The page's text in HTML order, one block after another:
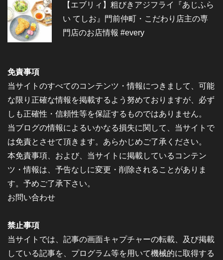
【エブリィ】粗びきアジフライ『あじふら
い てしお』門前仲町・こだわり店主の専
門店のお店情報 #every
免責事項
当サイトのすべてのコンテンツ・情報につきまして、可能
な限り正確な情報を掲載するよう努めておりますが、必ず
しも正確性・信頼性等を保証するものではありません。
当ブログの情報によるいかなる損失に関して、当サイトで
は免責とさせて頂きます。あらかじめご了承ください。
本免責事項、および、当サイトに掲載しているコンテン
ツ・情報は、予告なしに変更・削除されることがありま
す。予めご了承下さい。
お問い合わせ
禁止事項
当サイトでは、記事の画面キャプチャーの転載、及び掲載
している記事を、プログラム等を用いて機械的に取得する